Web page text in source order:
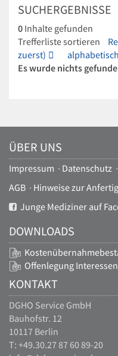
SUCHERGEBNISSE
0 Inhalte gefunden
Trefferliste sortieren
zuerst)
alphabetisch
Es wurde nichts
ÜBER UNS
Impressum · Datenschutz ·
AGB · Hinweise zur
Junge Mediziner auf
DOWNLOADS
Offenlegung
KONTAKT
DGHO Service GmbH
Bauhofstr. 12
10117 Berlin
T: +49.30.27 87 60 89-20